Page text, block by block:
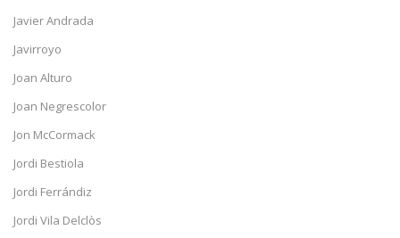
Javier Andrada
Javirroyo
Joan Alturo
Joan Negrescolor
Jon McCormack
Jordi Bestiola
Jordi Ferrándiz
Jordi Vila Delclòs